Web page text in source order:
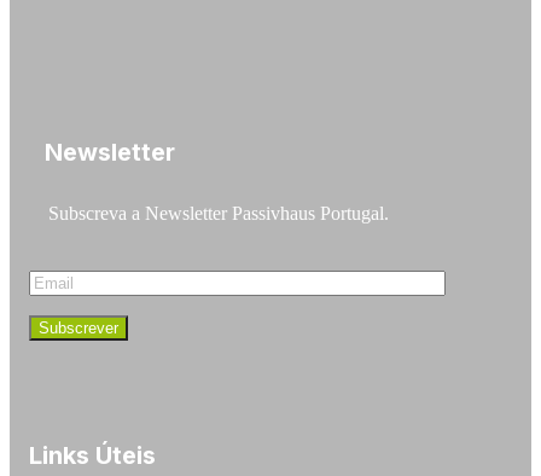
Newsletter
Subscreva a Newsletter Passivhaus Portugal.
Links Úteis